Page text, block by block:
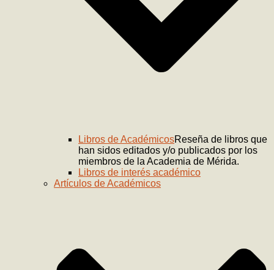
Libros de AcadémicosReseña de libros que
han sidos editados y/o publicados por los
miembros de la Academia de Mérida.
Libros de interés académico
Artículos de Académicos